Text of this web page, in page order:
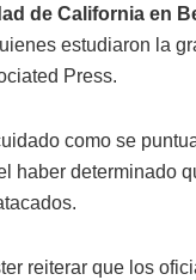
de California en
estudiaron la
Press.
como se
haber determinado
reiterar que los